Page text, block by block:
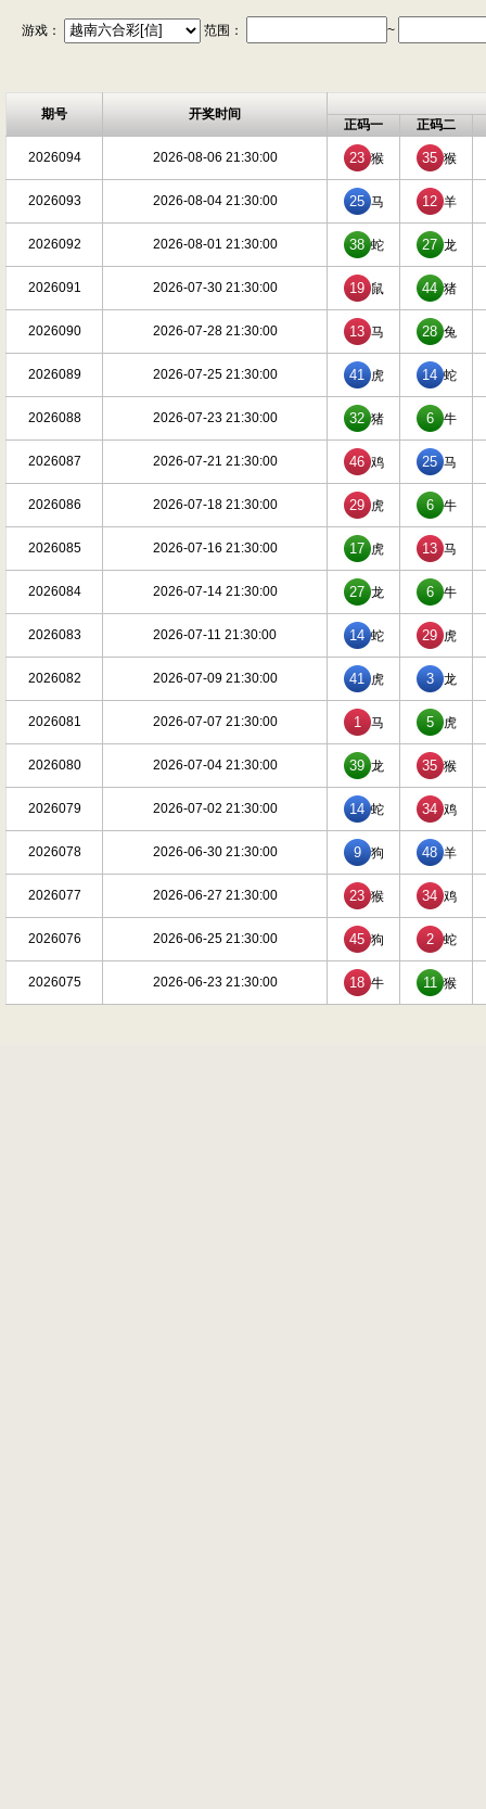
游戏： 范围： ~
期号 开奖时间
正码一 正码二
2026094 2026-08-06 21:30:00 23 猴 35 猴
2026093 2026-08-04 21:30:00 25 马 12 羊
2026092 2026-08-01 21:30:00 38 蛇 27 龙
2026091 2026-07-30 21:30:00 19 鼠 44 猪
2026090 2026-07-28 21:30:00 13 马 28 兔
2026089 2026-07-25 21:30:00 41 虎 14 蛇
2026088 2026-07-23 21:30:00 32 猪 6 牛
2026087 2026-07-21 21:30:00 46 鸡 25 马
2026086 2026-07-18 21:30:00 29 虎 6 牛
2026085 2026-07-16 21:30:00 17 虎 13 马
2026084 2026-07-14 21:30:00 27 龙 6 牛
2026083 2026-07-11 21:30:00 14 蛇 29 虎
2026082 2026-07-09 21:30:00 41 虎 3 龙
2026081 2026-07-07 21:30:00 1 马 5 虎
2026080 2026-07-04 21:30:00 39 龙 35 猴
2026079 2026-07-02 21:30:00 14 蛇 34 鸡
2026078 2026-06-30 21:30:00 9 狗 48 羊
2026077 2026-06-27 21:30:00 23 猴 34 鸡
2026076 2026-06-25 21:30:00 45 狗 2 蛇
2026075 2026-06-23 21:30:00 18 牛 11 猴